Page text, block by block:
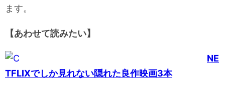
ます。
【あわせて読みたい】
NE
TFLIXでしか見れない隠れた良作映画3本